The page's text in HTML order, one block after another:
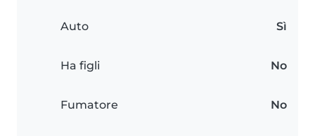
Auto Sì
Ha figli No
Fumatore No